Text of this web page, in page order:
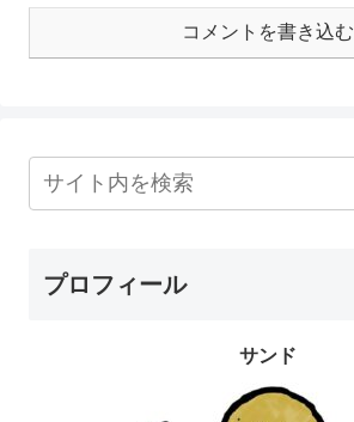
コメントを書き込む
プロフィール
サンド